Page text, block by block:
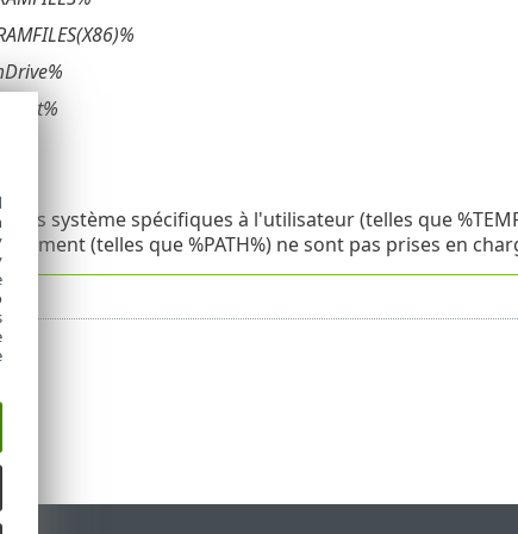
système spécifiques à l'utilisateur (telles que
(telles que %PATH%) ne sont pas prises en